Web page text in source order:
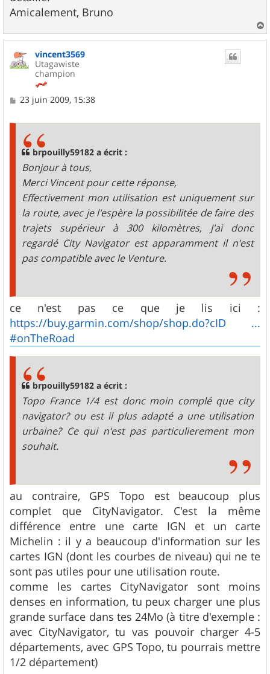
Amicalement, Bruno
a
vincent3569
Utagawiste
champion
M
23 juin 2009, 15:38
brpouilly59182 a écrit :
Bonjour à tous,
Merci Vincent pour cette réponse,
Effectivement mon utilisation est uniquement sur
la route, avec je l'espère la possibilitée de faire des
trajets supérieur à 300 kilomètres, J'ai donc
regardé City Navigator est apparamment il n'est
pas compatible avec le Venture.
ce n'est pas ce que je lis ici :
https://buy.garmin.com/shop/shop.do?cID ...
#onTheRoad
brpouilly59182 a écrit :
Topo France 1/4 est donc moin complé que city
navigator? ou est il plus adapté a une utilisation
urbaine? Ce qui n'est pas particulierement mon
souhait.
au contraire, GPS Topo est beaucoup plus
complet que CityNavigator. C'est la même
différence entre une carte IGN et un carte
Michelin : il y a beaucoup d'information sur les
cartes IGN (dont les courbes de niveau) qui ne te
sont pas utiles pour une utilisation route.
comme les cartes CityNavigator sont moins
denses en information, tu peux charger une plus
grande surface dans tes 24Mo (à titre d'exemple :
avec CityNavigator, tu vas pouvoir charger 4-5
départements, avec GPS Topo, tu pourrais mettre
1/2 département)